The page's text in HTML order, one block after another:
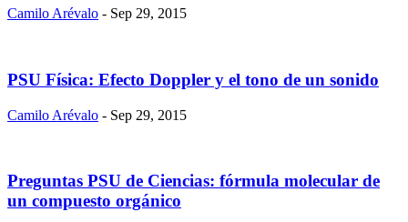
Camilo Arévalo - Sep 29, 2015
PSU Física: Efecto Doppler y el tono de un sonido
Camilo Arévalo - Sep 29, 2015
Preguntas PSU de Ciencias: fórmula molecular de
un compuesto orgánico